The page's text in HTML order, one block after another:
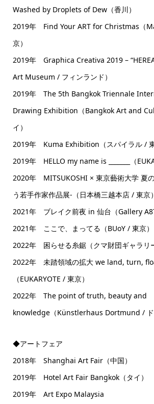
Washed by Droplets of Dew（香川）
2019年 Find Your ART for Christmas（
京）
2019年 Graphica Creativa 2019 –
Art Museum / フィンランド）
2019年 The 5th Bangkok Triennale
Drawing Exhibition（Bangkok Art and
イ）
2019年 Kuma Exhibition（スパイラル / 東
2019年 HELLO my name is _______（
2020年 MITSUKOSHI × 東京藝術大学 夏
う若手作家作品展-（日本橋三越本店 / 東京）
2021年 ブレイク前夜 in 仙台（Gallery
2021年 ここで、まってる（BUoY / 東京）
2022年 困らせる糸鋸（クマ財団ギャラリ
2022年 未踏領域の拡大 we land, turn,
（EUKARYOTE / 東京）
2022年 The point of truth, beauty and
knowledge（Künstlerhaus Dortmund / ド
◆アートフェア
2018年 Shanghai Art Fair（中国）
2019年 Hotel Art Fair Bangkok（タイ）
2019年 Art Expo Malaysia